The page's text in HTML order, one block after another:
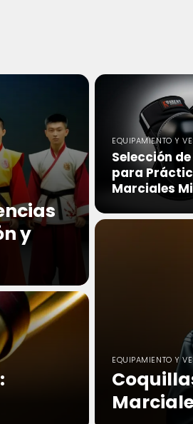
y
EQUIPAMIENTO Y
Selección
para
Marciales
EQUIPAMIENTO Y